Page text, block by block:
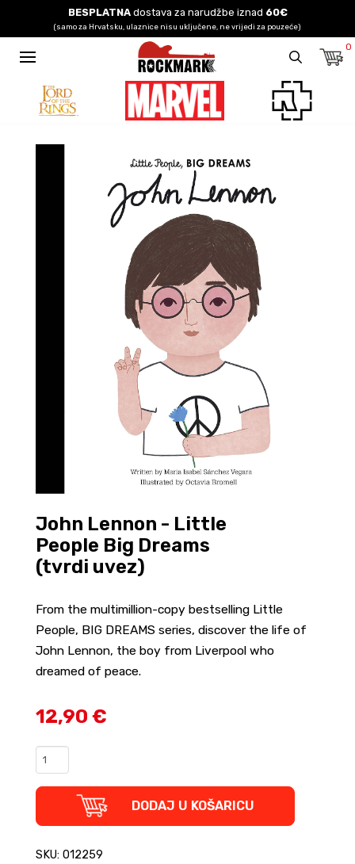
BESPLATNAdostava za narudžbe iznad 60€
(samo za Hrvatsku, ulaznice nisu uključene, ne vrijedi za pouzeće)
0
John Lennon - Little
People Big Dreams
(tvrdi uvez)
From the multimillion-copy bestselling Little
People, BIG DREAMS series, discover the life of
John Lennon, the boy from Liverpool who
dreamed of peace.
12,90 €
-
Dreams
DODAJ U KOŠARICU
SKU: 012259